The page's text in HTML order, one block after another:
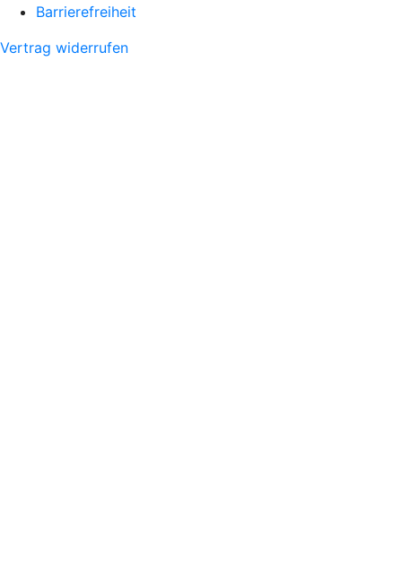
Barrierefreiheit
Vertrag widerrufen